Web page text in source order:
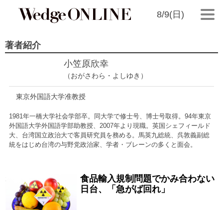
8/9(日)
著者紹介
小笠原欣幸
（おがさわら・よしゆき）
東京外国語大学准教授
1981年一橋大学社会学部卒。同大学で修士号、博士号取得。94年東京
外国語大学外国語学部助教授、2007年より現職。英国シェフィールド
大、台湾国立政治大で客員研究員を務める。馬英九総統、呉敦義副総
統をはじめ台湾の与野党政治家、学者・ブレーンの多くと面会。
2016/12/21
食品輸入規制問題でかみ合わない
日台、「急がば回れ」